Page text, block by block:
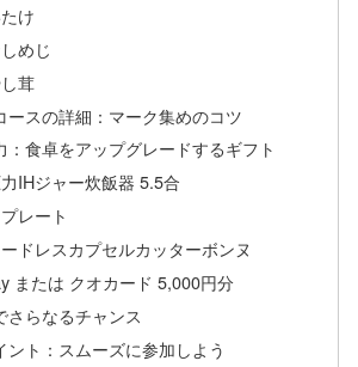
け
めじ
茸
ースの詳細：マーク集めのコツ
：食卓をアップグレードするギフト
IHジャー炊飯器 5.5合
レート
ドレスカプセルカッターボンヌ
または クオカード 5,000円分
さらなるチャンス
ント：スムーズに参加しよう